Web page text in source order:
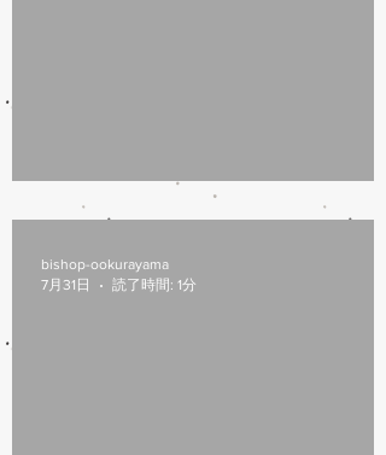
8/6(木)本日修理受付終了
bishop-ookurayama
7月31日
読了時間: 1分